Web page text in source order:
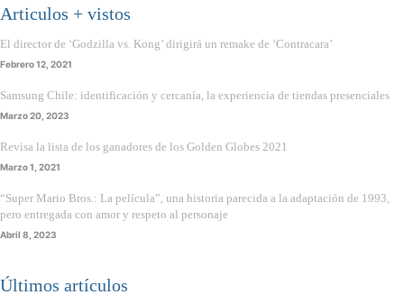
Articulos + vistos
El director de ‘Godzilla vs. Kong’ dirigirá un remake de ‘Contracara’
Febrero 12, 2021
Samsung Chile: identificación y cercanía, la experiencia de tiendas presenciales
Marzo 20, 2023
Revisa la lista de los ganadores de los Golden Globes 2021
Marzo 1, 2021
“Super Mario Bros.: La película”, una historia parecida a la adaptación de 1993,
pero entregada con amor y respeto al personaje
Abril 8, 2023
Últimos artículos